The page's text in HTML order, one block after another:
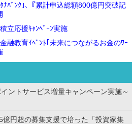
ﾀﾅﾊﾞﾝｸ｣､『累計申込総額800億円突破記
立応援ｷｬﾝﾍﾟｰﾝ実施
融教育ｲﾍﾞﾝﾄ｢未来につながるお金のﾜｰ
ントサービス増量キャンペーン実施～
億円超の募集支援で培った「投資家集